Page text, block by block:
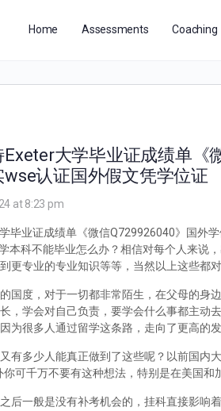
Home Assessments Coaching
大学毕业证成绩单《
认证国外假文凭学位证
at 8:23 pm
毕业证成绩单《微信Q729926040》国外
本科不能毕业怎么办？相信对每个人来说
更专业的专业知识等等，当然以上这些都
国度，对于一切都非常陌生，在父母的身
，学会对自己负责，要学会什么事都主动
为很多人通过留学这条路，走向了更高的
有多少人能真正做到了这些呢？以前国内
可千万不要有这种想法，特别是在美国和
后一般是没有补考机会的，挂科直接影响